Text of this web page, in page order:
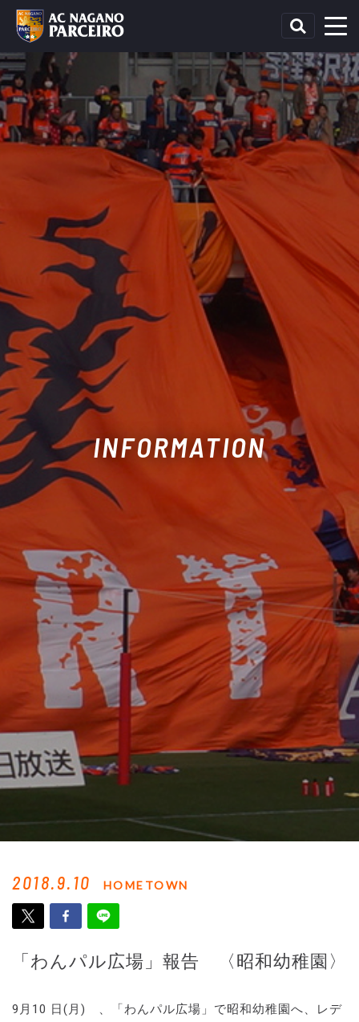
INFORMATION
2018.9.10 HOMETOWN
「わんパル広場」報告 〈昭和幼稚園〉
9月10 日(月) 、「わんパル広場」で昭和幼稚園へ、レデ